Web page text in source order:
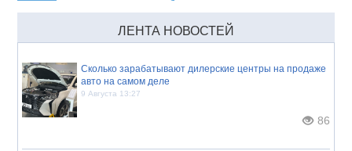
ЛЕНТА НОВОСТЕЙ
Сколько зарабатывают дилерские центры на продаже
авто на самом деле
9 Августа 13:27
86